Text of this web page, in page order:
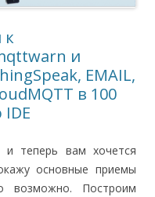
к
и
EMAIL,
в 100
и теперь вам хочется
основные приемы
возможно. Построим